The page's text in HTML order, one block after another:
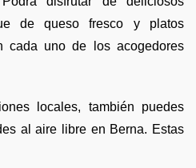
de queso fresco y platos
cada uno de los acogedores
locales, también puedes
al aire libre en Berna. Estas